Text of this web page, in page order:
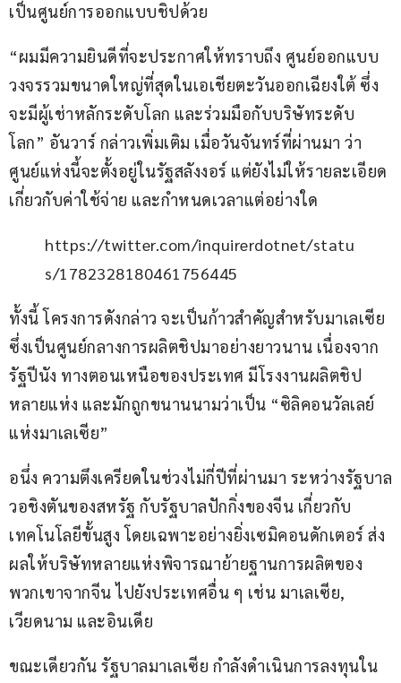
เป็นศูนย์การออกแบบชิปด้วย
“ผมมีความยินดีที่จะประกาศให้ทราบถึง ศูนย์ออกแบบ
วงจรรวมขนาดใหญ่ที่สุดในเอเชียตะวันออกเฉียงใต้ ซึ่ง
จะมีผู้เช่าหลักระดับโลก และร่วมมือกับบริษัทระดับ
โลก” อันวาร์ กล่าวเพิ่มเติม เมื่อวันจันทร์ที่ผ่านมา ว่า
ศูนย์แห่งนี้จะตั้งอยู่ในรัฐสลังงอร์ แต่ยังไม่ให้รายละเอียด
เกี่ยวกับค่าใช้จ่าย และกำหนดเวลาแต่อย่างใด
https://twitter.com/inquirerdotnet/statu
s/1782328180461756445
ทั้งนี้ โครงการดังกล่าว จะเป็นก้าวสำคัญสำหรับมาเลเซีย
ซึ่งเป็นศูนย์กลางการผลิตชิปมาอย่างยาวนาน เนื่องจาก
รัฐปีนัง ทางตอนเหนือของประเทศ มีโรงงานผลิตชิป
หลายแห่ง และมักถูกขนานนามว่าเป็น “ซิลิคอนวัลเลย์
แห่งมาเลเซีย”
อนึ่ง ความตึงเครียดในช่วงไม่กี่ปีที่ผ่านมา ระหว่างรัฐบาล
วอชิงตันของสหรัฐ กับรัฐบาลปักกิ่งของจีน เกี่ยวกับ
เทคโนโลยีขั้นสูง โดยเฉพาะอย่างยิ่งเซมิคอนดักเตอร์ ส่ง
ผลให้บริษัทหลายแห่งพิจารณาย้ายฐานการผลิตของ
พวกเขาจากจีน ไปยังประเทศอื่น ๆ เช่น มาเลเซีย,
เวียดนาม และอินเดีย
ขณะเดียวกัน รัฐบาลมาเลเซีย กำลังดำเนินการลงทุนใน